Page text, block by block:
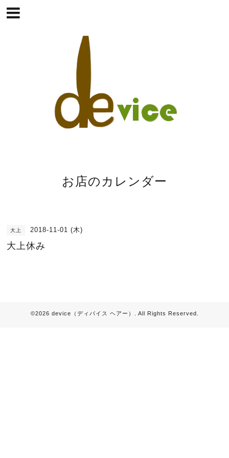
お店のカレンダー
大上 2018-11-01 (木)
大上休み
©2026 device（ディバイス ヘアー） . All Rights Reserved.